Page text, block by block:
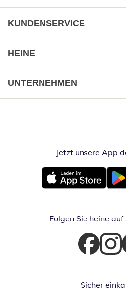
KUNDENSERVICE
HEINE
UNTERNEHMEN
Jetzt unsere App
Öffnet in neuem
Folgen Sie heine
Öffnet inÖffnet
Sicher